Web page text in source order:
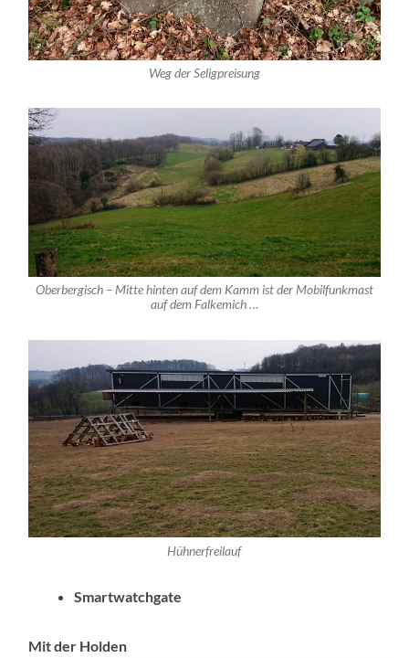
Weg der Seligpreisung
Oberbergisch – Mitte hinten auf dem Kamm ist der Mobilfunkmast
auf dem Falkemich …
Hühnerfreilauf
Smartwatchgate
Mit der Holden